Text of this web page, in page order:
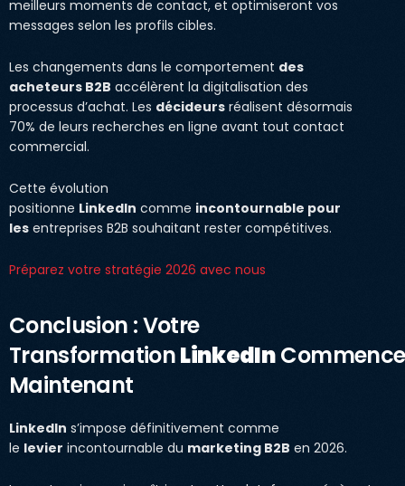
meilleurs moments de contact, et optimiseront vos
messages selon les profils cibles.
Les changements dans le comportement des
acheteurs B2B accélèrent la digitalisation des
processus d’achat. Les décideurs réalisent désormais
70% de leurs recherches en ligne avant tout contact
commercial.
Cette évolution
positionne LinkedIn comme incontournable pour
les entreprises B2B souhaitant rester compétitives.
Préparez votre stratégie 2026 avec nous
Conclusion : Votre
TransformationLinkedInCommence
Maintenant
LinkedIn s’impose définitivement comme
le levier incontournable du marketing B2B en 2026.